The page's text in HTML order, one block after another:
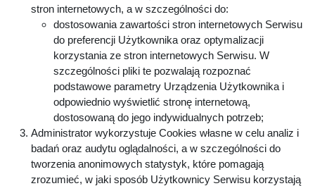
stron internetowych, a w szczególności do:
dostosowania zawartości stron internetowych Serwisu
do preferencji Użytkownika oraz optymalizacji
korzystania ze stron internetowych Serwisu. W
szczególności pliki te pozwalają rozpoznać
podstawowe parametry Urządzenia Użytkownika i
odpowiednio wyświetlić stronę internetową,
dostosowaną do jego indywidualnych potrzeb;
Administrator wykorzystuje Cookies własne w celu analiz i
badań oraz audytu oglądalności, a w szczególności do
tworzenia anonimowych statystyk, które pomagają
zrozumieć, w jaki sposób Użytkownicy Serwisu korzystają